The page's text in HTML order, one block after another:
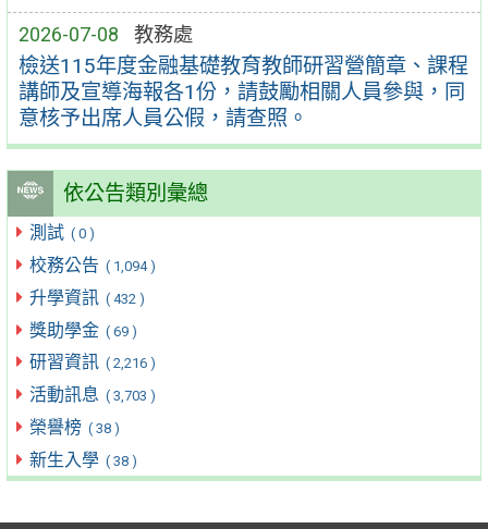
2026-07-08 教務處
檢送115年度金融基礎教育教師研習營簡章、課程
講師及宣導海報各1份，請鼓勵相關人員參與，同
意核予出席人員公假，請查照。
依公告類別彙總
測試 ( 0 )
校務公告 ( 1,094 )
升學資訊 ( 432 )
獎助學金 ( 69 )
研習資訊 ( 2,216 )
活動訊息 ( 3,703 )
榮譽榜 ( 38 )
新生入學 ( 38 )